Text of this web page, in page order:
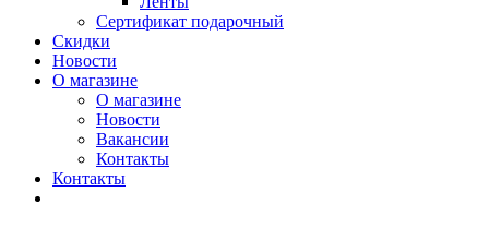
Сертификат подарочный
Скидки
Новости
О магазине
О магазине
Новости
Вакансии
Контакты
Контакты